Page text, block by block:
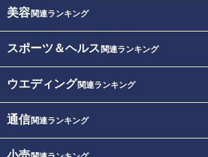
美容関連ランキング
スポーツ＆ヘルス 関連ランキング
ウエディング関連ランキング
通信関連ランキング